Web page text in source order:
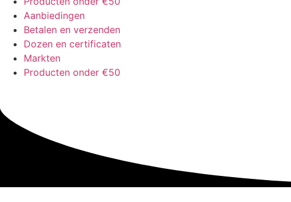
Aanbiedingen
Betalen en verzenden
Dozen en certificaten
Markten
Producten onder €50